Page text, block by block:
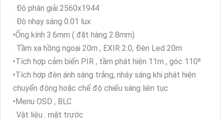
. Độ phân giải 2560x1944
. Độ nhạy sáng 0.01 lux
•Ống kính 3.6mm ( đặt hàng 2.8mm)
. Tầm xa hồng ngoại 20m , EXIR 2.0, Đèn Led 20m
•Tích hợp cảm biến PIR , tầm phát hiện 11m , góc 110⁰
•Tích hợp đèn ánh sáng trắng, nháy sáng khi phát hiện
chuyển động hoặc chế độ chiếu sáng liên tục
•Menu OSD , BLC
. Vật liệu : mặt trước